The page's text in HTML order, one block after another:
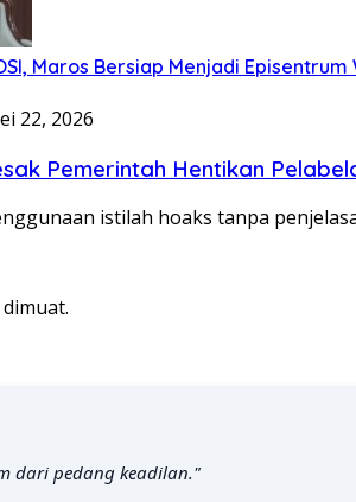
Maros Bersiap Menjadi
22, 2026
Pemerintah Hentikan
istilah hoaks tanpa
dari pedang keadilan."